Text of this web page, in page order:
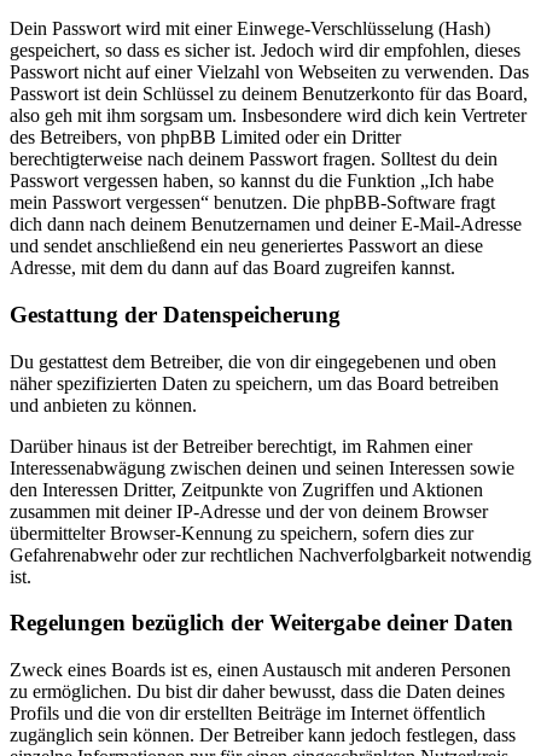
Dein Passwort wird mit einer Einwege-Verschlüsselung (Hash)
gespeichert, so dass es sicher ist. Jedoch wird dir empfohlen, dieses
Passwort nicht auf einer Vielzahl von Webseiten zu verwenden. Das
Passwort ist dein Schlüssel zu deinem Benutzerkonto für das Board,
also geh mit ihm sorgsam um. Insbesondere wird dich kein Vertreter
des Betreibers, von phpBB Limited oder ein Dritter
berechtigterweise nach deinem Passwort fragen. Solltest du dein
Passwort vergessen haben, so kannst du die Funktion „Ich habe
mein Passwort vergessen“ benutzen. Die phpBB-Software fragt
dich dann nach deinem Benutzernamen und deiner E-Mail-Adresse
und sendet anschließend ein neu generiertes Passwort an diese
Adresse, mit dem du dann auf das Board zugreifen kannst.
Gestattung der Datenspeicherung
Du gestattest dem Betreiber, die von dir eingegebenen und oben
näher spezifizierten Daten zu speichern, um das Board betreiben
und anbieten zu können.
Darüber hinaus ist der Betreiber berechtigt, im Rahmen einer
Interessenabwägung zwischen deinen und seinen Interessen sowie
den Interessen Dritter, Zeitpunkte von Zugriffen und Aktionen
zusammen mit deiner IP-Adresse und der von deinem Browser
übermittelter Browser-Kennung zu speichern, sofern dies zur
Gefahrenabwehr oder zur rechtlichen Nachverfolgbarkeit notwendig
ist.
Regelungen bezüglich der Weitergabe deiner Daten
Zweck eines Boards ist es, einen Austausch mit anderen Personen
zu ermöglichen. Du bist dir daher bewusst, dass die Daten deines
Profils und die von dir erstellten Beiträge im Internet öffentlich
zugänglich sein können. Der Betreiber kann jedoch festlegen, dass